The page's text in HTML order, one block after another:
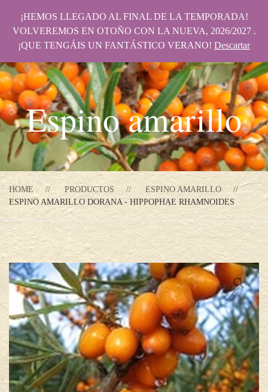
Espino amarillo
HOME PRODUCTOS
ESPINO AMARILLO
ESPINO AMARILLO DORANA - HIPPOPHAE RHAMNOIDES
¡HEMOS LLEGADO AL FINAL DE LA TEMPORADA!
VOLVEREMOS EN OTOÑO CON LA NUEVA, 2026/2027 .
¡QUE TENGÁIS UN FANTÁSTICO VERANO! Descartar